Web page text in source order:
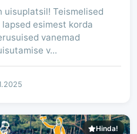
uisuplatsil! Teismelised
esimest korda
vanemad
v...
Hinda!